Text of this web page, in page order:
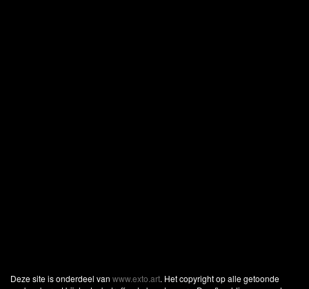
Deze site is onderdeel van www.exto.art. Het copyright op alle getoonde